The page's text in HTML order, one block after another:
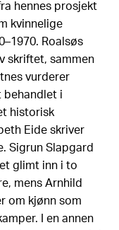
hennes prosjekt
kvinnelige
Roalsøs
skriftet, sammen
vurderer
behandlet i
historisk
Eide skriver
Sigrun Slapgard
glimt inn i to
mens Arnhild
om kjønn som
I en annen